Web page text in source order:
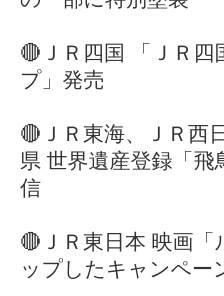
🔴ＪＲ四国 「ＪＲ
プ」発売
🔴ＪＲ東海、ＪＲ西
県 世界遺産登録「
信
🔴ＪＲ東日本 映画
ップしたキャンペー